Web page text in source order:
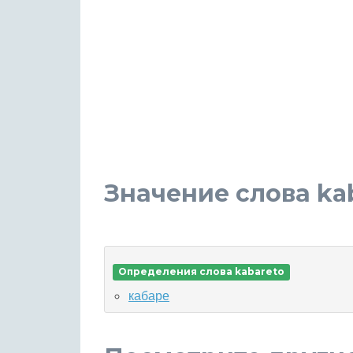
Значение слова
Определения слова kabareto
кабаре